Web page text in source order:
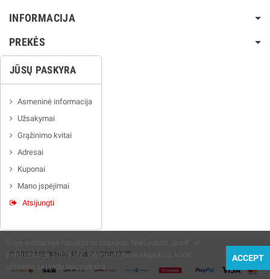
INFORMACIJA
PREKĖS
JŪSŲ PASKYRA
Asmeninė informacija
Užsakymai
Grąžinimo kvitai
Adresai
Kuponai
Mano įspėjimai
Atsijungti
© 2022 MB "Modu Abodu" | GNR.LT ™
parduotuvėje sutinkate, jog naudojame slapukus, kurie
užtikrina sklandų apsipirkimą.
ACCEPT